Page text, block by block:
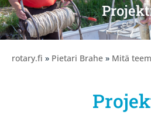
rotary.fi » Pietari Brahe » Mitä